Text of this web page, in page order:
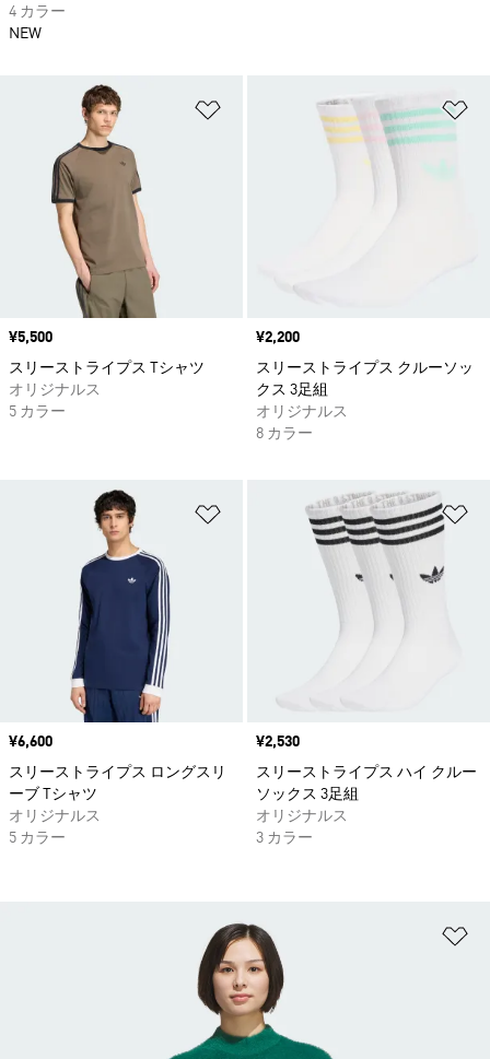
ほしいものリストに追加
価格
¥5,500
スリーストライプス Tシャツ
オリジナルス
5 カラー
価格
¥2,200
スリーストライプス クルーソッ
クス 3足組
オリジナルス
8 カラー
ほしいものリストに追加
価格
¥6,600
スリーストライプス ロングスリ
ーブ Tシャツ
オリジナルス
5 カラー
価格
¥2,530
スリーストライプス ハイ クルー
ソックス 3足組
オリジナルス
3 カラー
4 カラー
NEW